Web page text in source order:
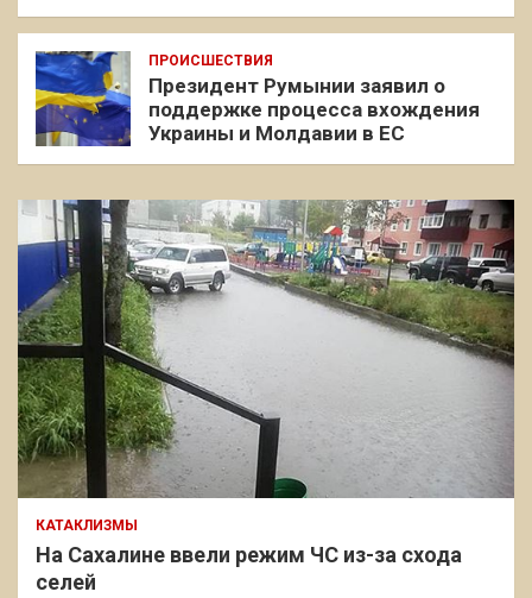
ПРОИСШЕСТВИЯ
Президент Румынии заявил о
поддержке процесса вхождения
Украины и Молдавии в ЕС
КАТАКЛИЗМЫ
На Сахалине ввели режим ЧС из-за схода
селей